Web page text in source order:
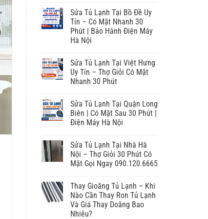
Sửa Tủ Lạnh Tại Bồ Đề Uy
Tín – Có Mặt Nhanh 30
Phút | Bảo Hành Điện Máy
Hà Nội
Sửa Tủ Lạnh Tại Việt Hưng
Uy Tín – Thợ Giỏi Có Mặt
Nhanh 30 Phút
Sửa Tủ Lạnh Tại Quận Long
Biên | Có Mặt Sau 30 Phút |
Điện Máy Hà Nội
Sửa Tủ Lạnh Tại Nhà Hà
Nội – Thợ Giỏi 30 Phút Có
Mặt Gọi Ngay 090.120.6665
Thay Gioăng Tủ Lạnh – Khi
Nào Cần Thay Ron Tủ Lạnh
Và Giá Thay Doăng Bao
Nhiêu?